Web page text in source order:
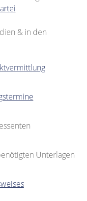
& in den
Unterlagen